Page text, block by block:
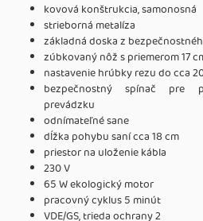
kovová konštrukcia, samonosná
strieborná metalíza
základná doska z
zúbkovaný nôž s priemerom 17
nastavenie hrúbky rezu do cca
bezpečnostný spínač pre
prevádzku
odnímateľné sane
dĺžka pohybu saní cca 18 cm
priestor na uloženie kábla
230 V
65 W ekologický motor
pracovný cyklus 5 minút
VDE/GS, trieda ochrany 2